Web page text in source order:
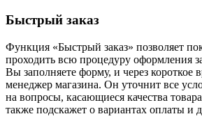
Быстрый заказ
Функция «Быстрый заказ» позволяет
проходить всю процедуру оформления
Вы заполняете форму, и через короткое
менеджер магазина. Он уточнит все
на вопросы, касающиеся качества
также подскажет о вариантах оплаты и